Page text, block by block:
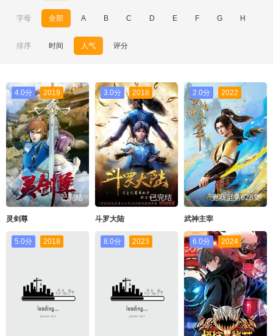
字母 全部 A B C D E F G H
排序 时间 人气 评分
4.0分 2019
已完结
灵剑尊
3.0分 2018
已完结
斗罗大陆
2.0分 2022
更新至第628集
武神主宰
5.0分 2018 8.0分 2023 6.0分 2024